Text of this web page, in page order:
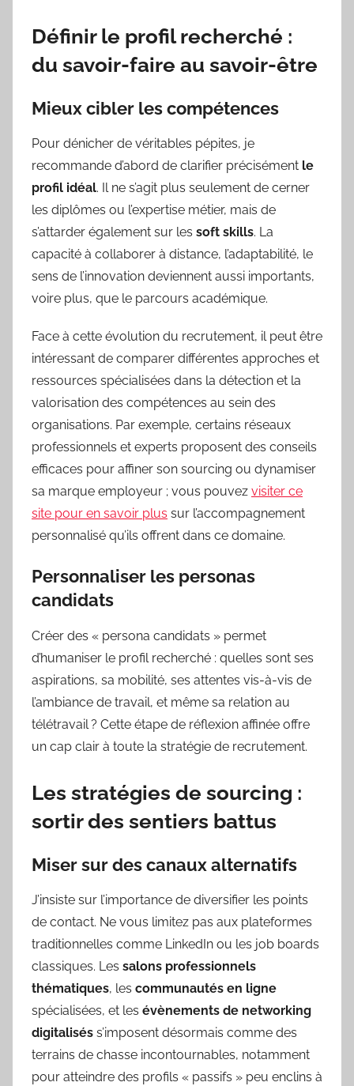
Définir le profil recherché :
du savoir-faire au savoir-être
Mieux cibler les compétences
Pour dénicher de véritables pépites, je
recommande d’abord de clarifier précisément le
profil idéal. Il ne s’agit plus seulement de cerner
les diplômes ou l’expertise métier, mais de
s’attarder également sur les soft skills. La
capacité à collaborer à distance, l’adaptabilité, le
sens de l’innovation deviennent aussi importants,
voire plus, que le parcours académique.
Face à cette évolution du recrutement, il peut être
intéressant de comparer différentes approches et
ressources spécialisées dans la détection et la
valorisation des compétences au sein des
organisations. Par exemple, certains réseaux
professionnels et experts proposent des conseils
efficaces pour affiner son sourcing ou dynamiser
sa marque employeur ; vous pouvez visiter ce
site pour en savoir plus sur l’accompagnement
personnalisé qu’ils offrent dans ce domaine.
Personnaliser les personas
candidats
Créer des « persona candidats » permet
d’humaniser le profil recherché : quelles sont ses
aspirations, sa mobilité, ses attentes vis-à-vis de
l’ambiance de travail, et même sa relation au
télétravail ? Cette étape de réflexion affinée offre
un cap clair à toute la stratégie de recrutement.
Les stratégies de sourcing :
sortir des sentiers battus
Miser sur des canaux alternatifs
J’insiste sur l’importance de diversifier les points
de contact. Ne vous limitez pas aux plateformes
traditionnelles comme LinkedIn ou les job boards
classiques. Les salons professionnels
thématiques, les communautés en ligne
spécialisées, et les évènements de networking
digitalisés s’imposent désormais comme des
terrains de chasse incontournables, notamment
pour atteindre des profils « passifs » peu enclins à